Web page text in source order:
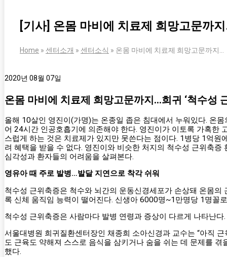
[기사] 온몸 마비에 치료제 희망고문까
Home » 센터소개 » 센터소식 » 온몸 마비에 치료제 희망고문까지…
2020년 08월 07일
온몸 마비에 치료제 희망고문까지…희귀 ‘척수성
올해 10살인 영진이(가명)는 온종일 좁은 침대에서 누워있다. 온
어 24시간 인공호흡기에 의존해야 한다. 영진이가 이토록 가혹한
스럽게 하는 것은 치료제가 있지만 못쓴다는 점이다. 1병당 1억
려 혜택을 받을 수 없다. 영진이와 비슷한 처지의 척수성 근위축
심각성과 환자들의 어려움을 살펴본다.
영유아 때 주로 발병…발달 지연으로 착각 쉬워
척수성 근위축증은 척수와 뇌간의 운동신경세포가 손상돼 온몸
록 신체 움직임 능력이 떨어진다. 신생아 6000명~1만명당 1명꼴
척수성 근위축증은 사람마다 발병 연령과 증상이 다르게 나타난
서울대병원 희귀질환센터장인 채종희 소아신경과 교수는 “아직
도 근육도 약해져 스스로 음식을 삼키거나 숨을 쉬는 데 문제를
했다.